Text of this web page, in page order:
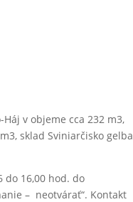
v objeme cca 232 m3,
sklad Sviniarčisko gelba
do 16,00 hod. do
– neotvárať“. Kontakt